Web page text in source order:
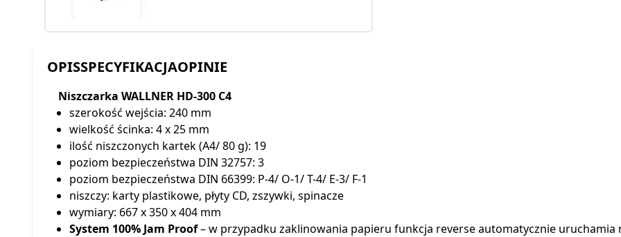
OPISSPECYFIKACJAOPINIE
Niszczarka WALLNER HD-300 C4
szerokość wejścia: 240 mm
wielkość ścinka: 4 x 25 mm
ilość niszczonych kartek (A4/ 80 g): 19
poziom bezpieczeństwa DIN 32757: 3
poziom bezpieczeństwa DIN 66399: P-4/ O-1/ T-4/ E-3/ F-1
niszczy: karty plastikowe, płyty CD, zszywki, spinacze
wymiary: 667 x 350 x 404 mm
System 100% Jam Proof– w przypadku zaklinowania papieru funkcja reverse automatycznie